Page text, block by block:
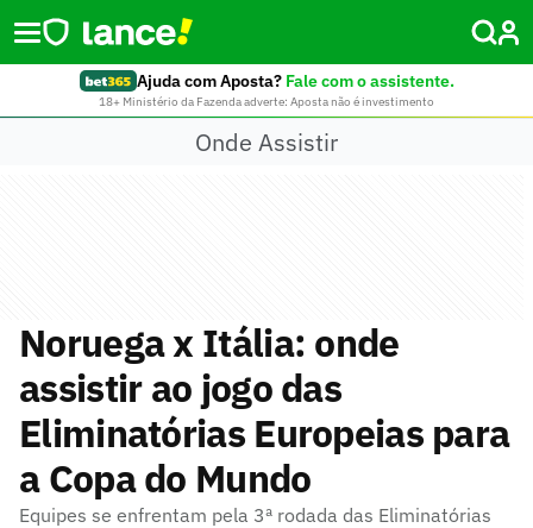
Ajuda com Aposta? Fale com o assistente.
18+ Ministério da Fazenda adverte: Aposta não é investimento
Onde Assistir
Noruega x Itália: onde
assistir ao jogo das
Eliminatórias Europeias para
a Copa do Mundo
Equipes se enfrentam pela 3ª rodada das Eliminatórias